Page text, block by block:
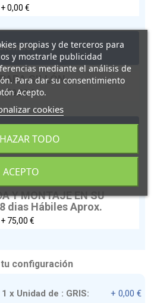
0,00 €
SILLÓN
+89,00 €
En Domicilio
Y MONTAJE EN SU
dias Hábiles Aprox.
75,00 €
configuración
1 x Unidad de : GRIS:
+ 0,00 €
propias y de terceros para
y mostrarle publicidad
mediante el análisis de
Para dar su consentimiento
Acepto.
cookies
TODO
ACEPTO